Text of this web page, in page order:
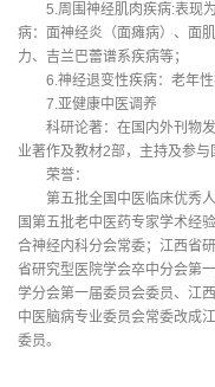
5.周围神经肌肉疾病:表现
病：面神经炎（面瘫病）、面
力、吉兰巴蕾谱系疾病等；
6.神经退变性疾病：老年
7.亚健康中医调养
科研论著：在国内外刊物
业著作及教材2部，主持及参与
荣誉：
第五批全国中医临床优秀
国第五批老中医药专家学术经
合神经内科分会常委；江西省
省研究型医院学会卒中分会第
学分会第一届委员会委员、江
中医脑病专业委员会常委改成
委员。